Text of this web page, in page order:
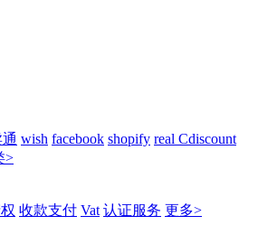
wish facebook shopify real Cdiscount
>
收款支付 Vat 认证服务 更多>